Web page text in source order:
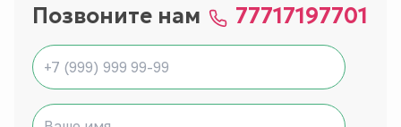
Позвоните нам 77717197701